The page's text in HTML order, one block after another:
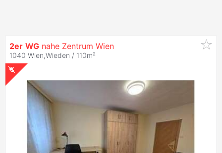
2er WG nahe Zentrum Wien
1040 Wien,Wieden / 110m²